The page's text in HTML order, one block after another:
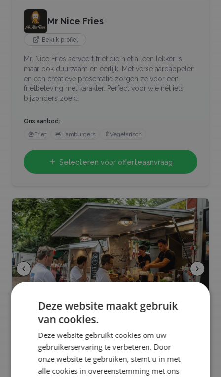
Mr Nice Fries
Bekijk profiel
Mr. Nice Fries serveert friet die niet alleen lekker is,
maar ook duurzaam en eerlijk. Met verse aardappelen
en een creatieve presentatie zorgen ze voor een
frietbeleving met karakter. Perfect voor wie nét iets
bijzonders zoekt.
Ons aanbod:
🍟Friet 🍔Hamburgers 🥬 Vegetarisch
Selecteren voor offerteaanvraag
Shrimps&Meat
Deze website maakt gebruik
van cookies.
Deze website gebruikt cookies om uw
gebruikerservaring te verbeteren. Door
onze website te gebruiken, stemt u in met
alle cookies in overeenstemming met ons